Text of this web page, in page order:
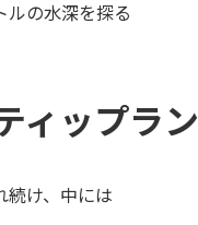
ルの水深を探る
ィップラン
続け、中には